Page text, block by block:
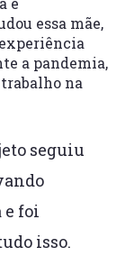
essa mãe,
a pandemia,
na
seguiu
e foi
isso.